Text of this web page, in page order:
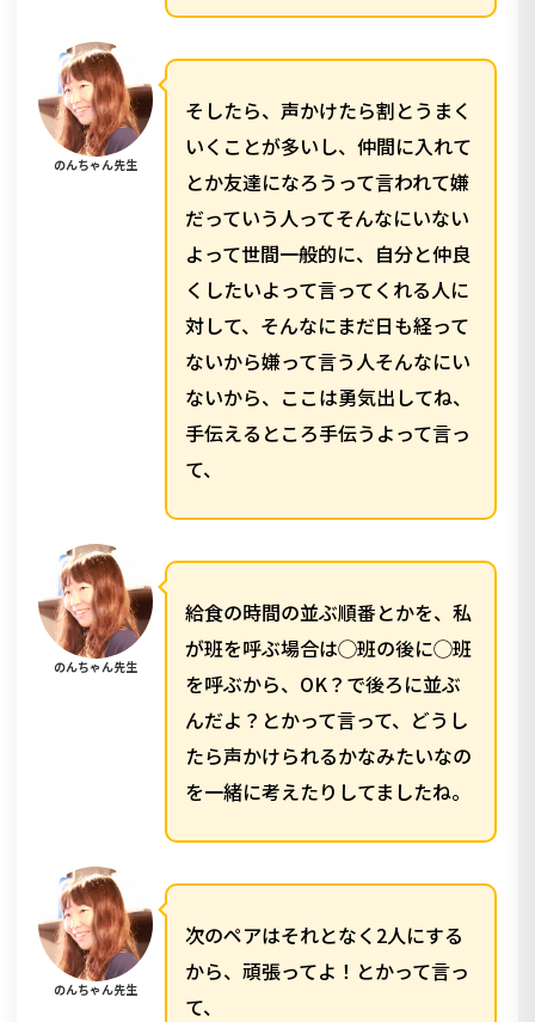
のんちゃん先生
そしたら、声かけたら割とうまく
いくことが多いし、仲間に入れて
とか友達になろうって言われて嫌
だっていう人ってそんなにいない
よって世間一般的に、自分と仲良
くしたいよって言ってくれる人に
対して、そんなにまだ日も経って
ないから嫌って言う人そんなにい
ないから、ここは勇気出してね、
手伝えるところ手伝うよって言っ
て、
のんちゃん先生
給食の時間の並ぶ順番とかを、私
が班を呼ぶ場合は◯班の後に◯班
を呼ぶから、OK？で後ろに並ぶ
んだよ？とかって言って、どうし
たら声かけられるかなみたいなの
を一緒に考えたりしてましたね。
のんちゃん先生
次のペアはそれとなく2人にする
から、頑張ってよ！とかって言っ
て、